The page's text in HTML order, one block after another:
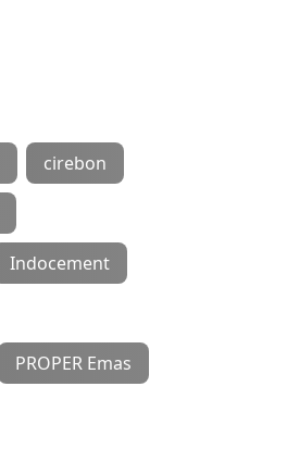
cirebon
Indocement
PROPER Emas